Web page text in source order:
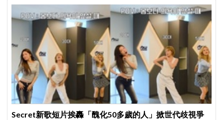
Secret新歌短片挨轟「醜化50多歲的人」掀世代歧視爭